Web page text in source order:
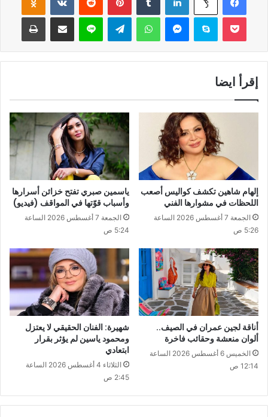
سكايب واتساب لاين
إقرأ ايضا
إلهام شاهين تكشف كواليس أصعب
اللحظات في مشوارها الفني
الجمعة 7 أغسطس 2026 الساعة
5:26 ص
ياسمين صبري تفتح خزائن أسرارها
وأسباب قوّتها في المواقف (فيديو)
الجمعة 7 أغسطس 2026 الساعة
5:24 ص
أناقة لجين عمران في الصيف..
ألوان منعشة وحقائب فاخرة
الخميس 6 أغسطس 2026 الساعة
12:14 ص
شهيرة: الفنان الحقيقي لا يعتزل
ومحمود ياسين لم يؤثر بقرار
ابتعادي
الثلاثاء 4 أغسطس 2026 الساعة
2:45 ص